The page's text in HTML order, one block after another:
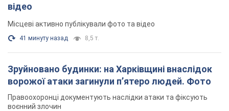
відео
Місцеві активно публікували фото та відео
41 минуту назад 8,5 т.
Зруйновано будинки: на Харківщині внаслідок
ворожої атаки загинули п’ятеро людей. Фото
Правоохоронці документують наслідки атаки та фіксують
воєнний злочин